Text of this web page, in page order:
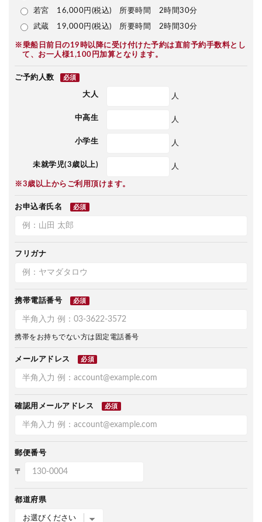
若宮 16,000円(税込) 所要時間 2時間30分
武蔵 19,000円(税込) 所要時間 2時間30分
※乗船日前日の19時以降に受け付けた予約は直前予約手数料とし
て、お一人様1,100円加算となります。
ご予約人数 必須
大人 人
中高生 人
小学生 人
未就学児(3歳以上) 人
※3歳以上からご利用頂けます。
お申込者氏名 必須
フリガナ
携帯電話番号 必須
携帯をお持ちでない方は固定電話番号
メールアドレス 必須
確認用メールアドレス 必須
郵便番号
〒
都道府県